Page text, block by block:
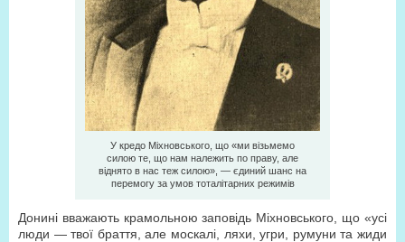
У кредо Міхновського, що «ми візьмемо
силою те, що нам належить по праву, але
віднято в нас теж силою», — єдиний шанс на
перемогу за умов тоталітарних режимів
Донині вважають крамольною заповідь Міхновського, що «усі
люди — твої браття, але москалі, ляхи, угри, румуни та жиди